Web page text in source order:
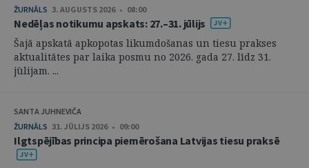
ŽURNĀLS 3. AUGUSTS 2026 • 08:00
Nedēļas notikumu apskats: 27.–31. jūlijs
Šajā apskatā apkopotas likumdošanas un tiesu prakses
aktualitātes par laika posmu no 2026. gada 27. līdz 31.
jūlijam. ...
SANTA JUHNEVIČA
ŽURNĀLS 31. JŪLIJS 2026 • 09:00
Ilgtspējības principa piemērošana Latvijas tiesu praksē